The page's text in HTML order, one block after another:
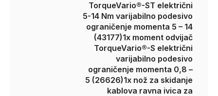
TorqueVario®-ST električni
5-14 Nm varijabilno podesivo
ograničenje momenta 5 – 14
(43177)1x moment odvijač
TorqueVario®-S električni
varijabilno podesivo
ograničenje momenta 0,8 –
5 (26626)1x nož za skidanje
kablova ravna ivica za